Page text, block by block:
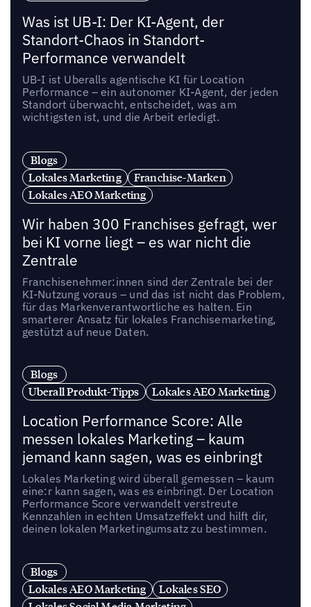
Was ist UB-I: Der KI-Agent, der
Standort-Chaos in Standort-
Performance verwandelt
UB-I ist Uberalls agentische KI für Location
Performance – ein autonomer KI-Agent, der jeden
Standort überwacht, entscheidet, was am
wichtigsten ist, und die Arbeit erledigt.
Blogs
Lokales Marketing
Franchise-Marken
Lokales AEO Marketing
Wir haben 300 Franchises gefragt, wer
bei KI vorne liegt – es war nicht die
Zentrale
Franchisenehmer:innen sind der Zentrale bei der
KI-Nutzung voraus – und das ist nicht das Problem,
für das Markenverantwortliche es halten. Ein
smarterer Ansatz für lokales Franchisemarketing,
gestützt auf neue Daten.
Blogs
Uberall Produkt-Tipps
Lokales AEO Marketing
Location Performance Score: Alle
messen lokales Marketing – kaum
jemand kann sagen, was es einbringt
Lokales Marketing wird überall gemessen – kaum
eine:r kann sagen, was es einbringt. Der Location
Performance Score verwandelt verstreute
Kennzahlen in echten Umsatzeffekt und hilft dir,
deinen lokalen Marketingumsatz zu bestimmen.
Blogs
Lokales AEO Marketing
Lokales SEO